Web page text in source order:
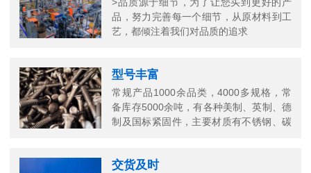
品，努力完善每一个细节，从原材料到工
艺，都倾注着我们对品质的追求
型号丰富
常规产品1000余品类，4000多规格，常
备库存5000余吨，有各种美制、英制、德
制及国标紧固件，主要材质有不锈钢、碳
交货及时